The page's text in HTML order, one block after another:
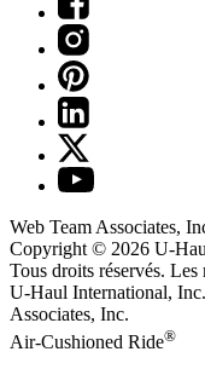
Web Team Associates,
Copyright © 2026 U-
Tous droits réservés. Les
U-Haul International,
Associates, Inc.
Air-Cushioned Ride®